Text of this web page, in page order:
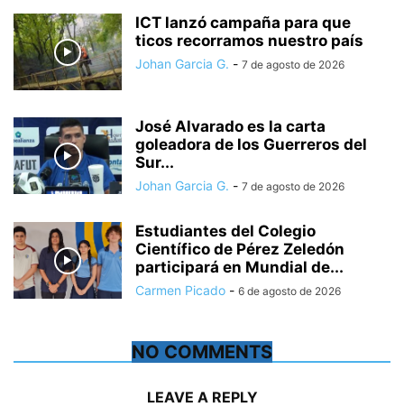
ICT lanzó campaña para que
ticos recorramos nuestro país
Johan Garcia G. - 7 de agosto de 2026
José Alvarado es la carta
goleadora de los Guerreros del
Sur...
Johan Garcia G. - 7 de agosto de 2026
Estudiantes del Colegio
Científico de Pérez Zeledón
participará en Mundial de...
Carmen Picado - 6 de agosto de 2026
NO COMMENTS
LEAVE A REPLY